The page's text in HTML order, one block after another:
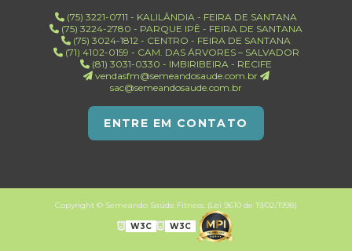
(75) 3221-0711 - KALILÂNDIA - FEIRA DE SANTANA
(75) 3224-2780 - PARQUE IPÊ - FEIRA DE SANTANA
(75) 3024-1812 - CENTRO - FEIRA DE SANTANA
(71) 4102-0159 - CAM. DAS ÁRVORES – SALVADOR
(81) 3031-0330 - IMBIRIBEIRA - RECIFE
vendasfm@semeandosaude.com.br
sac@semeandosaude.com.br
ENTRE EM CONTATO
Copyright © Semeando Saúde Fitness. (Lei 9610 de 19/02/1998)
W3C W3C